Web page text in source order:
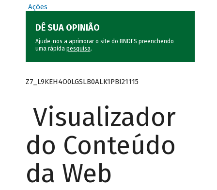
Ações
DÊ SUA OPINIÃO
Ajude-nos a aprimorar o site do BNDES preenchendo
uma rápida pesquisa.
Z7_L9KEH4O0LGSLB0ALK1PBI21115
Visualizador
do Conteúdo
da Web